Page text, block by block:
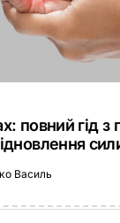
повний гід з
Василь